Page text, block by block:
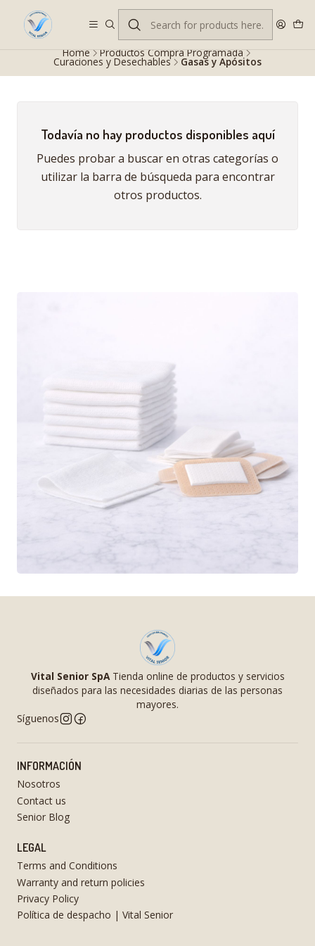
Despacho gratis en RM desde $100.000. Revisa las condiciones.
Home Productos Compra Programada
Curaciones y Desechables Gasas y Apósitos
Todavía no hay productos disponibles aquí
Puedes probar a buscar en otras categorías o
utilizar la barra de búsqueda para encontrar
otros productos.
Vital Senior SpATienda online de productos y servicios
diseñados para las necesidades diarias de las personas
mayores.
Síguenos
INFORMACIÓN
Nosotros
Contact us
Senior Blog
LEGAL
Terms and Conditions
Warranty and return policies
Privacy Policy
Política de despacho | Vital Senior